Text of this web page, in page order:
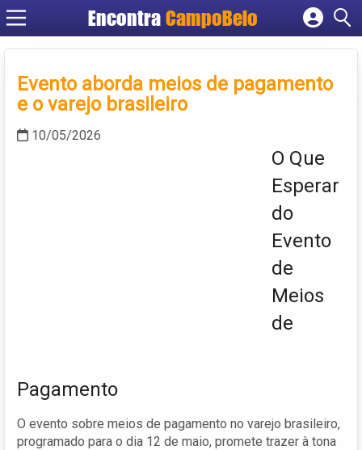
EncontraCampoBelo
Cadastrar empresa
Criar conta
Evento aborda meios de pagamento
e o varejo brasileiro
10/05/2026
O Que
Esperar
do
Evento
de
Meios
de
Pagamento
O evento sobre meios de pagamento no varejo brasileiro,
programado para o dia 12 de maio, promete trazer à tona